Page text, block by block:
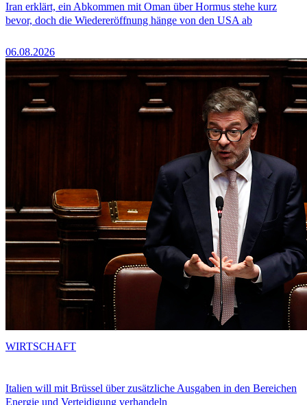
Iran erklärt, ein Abkommen mit Oman über Hormus stehe kurz
bevor, doch die Wiedereröffnung hänge von den USA ab
06.08.2026
Italien will mit Brüssel über zusätzliche Ausgaben in den Bereichen
Energie und Verteidigung verhandeln
WIRTSCHAFT